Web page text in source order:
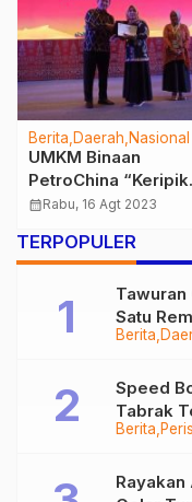
Berita Daerah Nasional
UMKM Binaan
PetroChina “Keripik
Pisang Merasa” Raih
Acara Pra-Forum
KAPNAS III Area
SUMBAGSEL
calendar_monthRabu, 16 Agt 2023
TERPOPULER
Berita
Tawuran
Satu
Berita
Speed
Tabrak
Sempat